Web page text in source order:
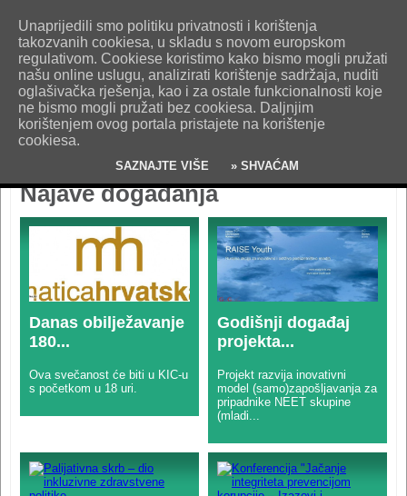
O nama Kontakt Oglašavanje Impresum
Uvjeti korištenja
Pošaljite nam vijest!
Najave događanja
Danas obilježavanje
180...
Ova svečanost će biti u KIC-u
s početkom u 18 uri.
Godišnji događaj
projekta...
Projekt razvija inovativni
model (samo)zapošljavanja za
pripadnike NEET skupine
(mladi...
Unaprijedili smo politiku privatnosti i korištenja
takozvanih cookiesa, u skladu s novom europskom
regulativom. Cookiese koristimo kako bismo mogli pružati
našu online uslugu, analizirati korištenje sadržaja, nuditi
oglašivačka rješenja, kao i za ostale funkcionalnosti koje
ne bismo mogli pružati bez cookiesa. Daljnjim
korištenjem ovog portala pristajete na korištenje
cookiesa.
SAZNAJTE VIŠE » SHVAĆAM